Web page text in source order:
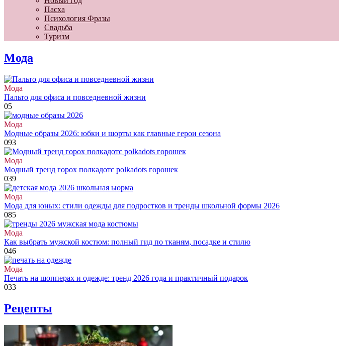
Пасха
Психология Фразы
Свадьба
Туризм
Мода
Мода
Пальто для офиса и повседневной жизни
05
Мода
Модные образы 2026: юбки и шорты как главные герои сезона
093
Мода
Модный тренд горох полкадотс polkadots горошек
039
Мода
Мода для юных: стили одежды для подростков и тренды школьной формы 2026
085
Мода
Как выбрать мужской костюм: полный гид по тканям, посадке и стилю
046
Мода
Печать на шопперах и одежде: тренд 2026 года и практичный подарок
033
Рецепты